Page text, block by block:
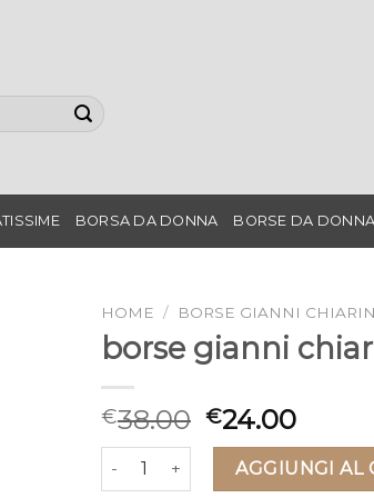
BORSA DA DONNA BORSE DA
HOME / BORSE GIANNI
borse gianni
€38.00 €24.00
borse gianni chiarini quantità
AGGIUNGI AL